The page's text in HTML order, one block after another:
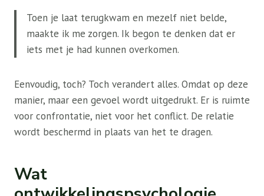
Toen je laat terugkwam en mezelf niet belde,
maakte ik me zorgen. Ik begon te denken dat er
iets met je had kunnen overkomen.
Eenvoudig, toch? Toch verandert alles. Omdat op deze
manier, maar een gevoel wordt uitgedrukt. Er is ruimte
voor confrontatie, niet voor het conflict. De relatie
wordt beschermd in plaats van het te dragen.
Wat